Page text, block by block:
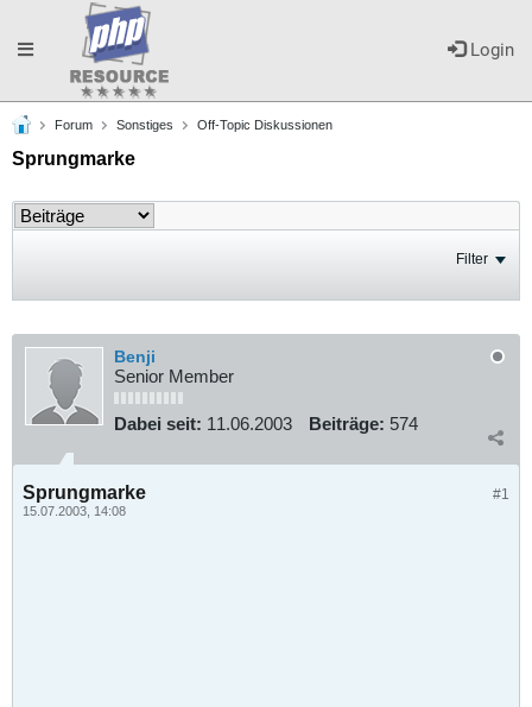
Login
Toggle
navigation
Forum Sonstiges Off-Topic Diskussionen
Sprungmarke
Filter
Benji
Senior Member
Dabei seit: 11.06.2003 Beiträge: 574
#1
Sprungmarke
15.07.2003, 14:08